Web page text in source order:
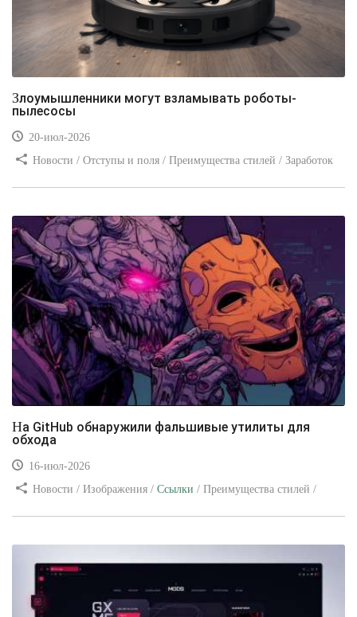
Злоумышленники могут взламывать роботы-
пылесосы
20-июл-2026
Новости / Отступы и поля / Преимущества стилей / Заработок
На GitHub обнаружили фальшивые утилиты для
обхода
16-июл-2026
Новости / Изображения / Ссылки / Преимущества стилей /